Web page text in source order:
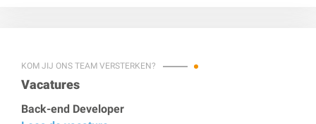
KOM JIJ ONS TEAM VERSTERKEN?
Vacatures
Back-end Developer